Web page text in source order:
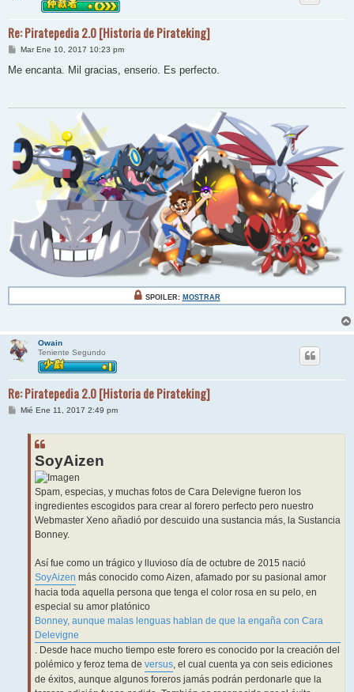
Re: Piratepedia 2.0 [Historia de Pirateking]
M
n
Mar Ene 10, 2017 10:23 pm
Me encanta. Mil gracias, enserio. Es perfecto.
SPOILER: MOSTRAR
Owain
Teniente Segundo
Re: Piratepedia 2.0 [Historia de Pirateking]
MMié Ene 11, 2017 2:49 pm
SoyAizen
Spam, especias, y muchas fotos de Cara Delevigne fueron los
ingredientes escogidos para crear al forero perfecto pero nuestro
Webmaster Xeno añadió por descuido una sustancia más, la Sustancia
Bonney.
Así fue como un trágico y lluvioso día de octubre de 2015 nació
SoyAizen más conocido como Aizen, afamado por su pasional amor
hacia toda aquella persona que tenga el color rosa en su pelo, en
especial su amor platónico
Bonney, aunque malas lenguas hablan de que la engaña con Cara
Delevigne
. Desde hace mucho tiempo este forero es conocido por la creación del
polémico y feroz tema de versus , el cual cuenta ya con seis ediciones
de éxitos, aunque algunos foreros jamás podrán perdonarle que la